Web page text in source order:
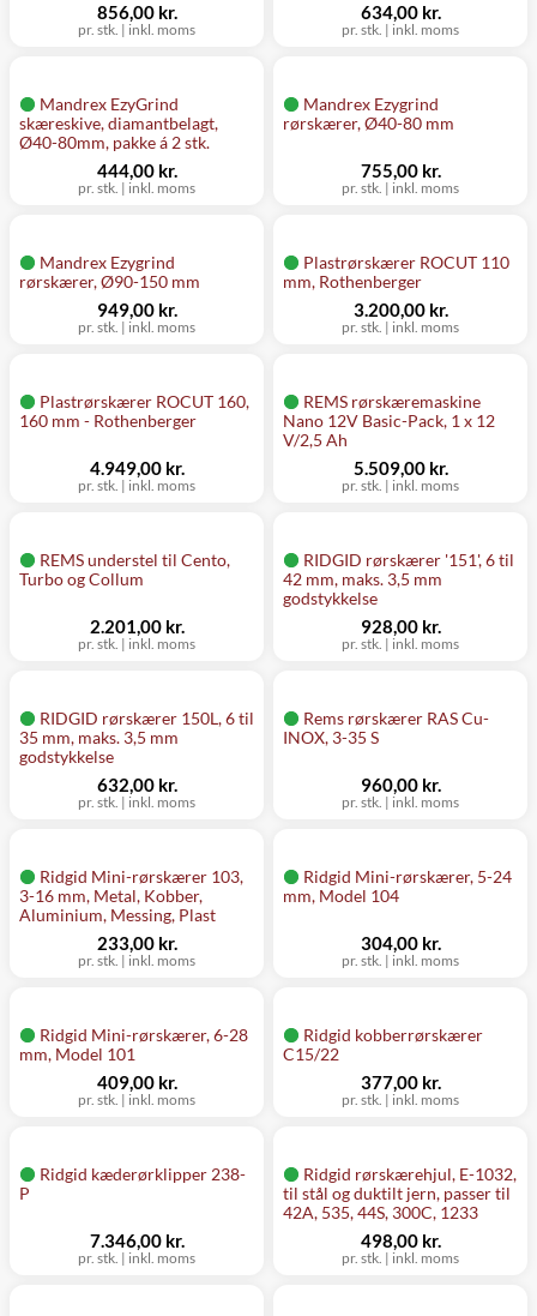
pr. stk. | inkl. moms
856,00 kr.
pr. stk. | inkl. moms
634,00 kr.
Mandrex EzyGrind
skæreskive, diamantbelagt,
Ø40-80mm, pakke á 2 stk.
pr. stk. | inkl. moms
444,00 kr.
Mandrex Ezygrind
rørskærer, Ø40-80 mm
pr. stk. | inkl. moms
755,00 kr.
Mandrex Ezygrind
rørskærer, Ø90-150 mm
pr. stk. | inkl. moms
949,00 kr.
Plastrørskærer ROCUT 110
mm, Rothenberger
pr. stk. | inkl. moms
3.200,00 kr.
Plastrørskærer ROCUT 160,
160 mm - Rothenberger
pr. stk. | inkl. moms
4.949,00 kr.
REMS rørskæremaskine
Nano 12V Basic-Pack, 1 x 12
V/2,5 Ah
pr. stk. | inkl. moms
5.509,00 kr.
REMS understel til Cento,
Turbo og Collum
pr. stk. | inkl. moms
2.201,00 kr.
RIDGID rørskærer '151', 6 til
42 mm, maks. 3,5 mm
godstykkelse
pr. stk. | inkl. moms
928,00 kr.
RIDGID rørskærer 150L, 6 til
35 mm, maks. 3,5 mm
godstykkelse
pr. stk. | inkl. moms
632,00 kr.
Rems rørskærer RAS Cu-
INOX, 3-35 S
pr. stk. | inkl. moms
960,00 kr.
Ridgid Mini-rørskærer 103,
3-16 mm, Metal, Kobber,
Aluminium, Messing, Plast
pr. stk. | inkl. moms
233,00 kr.
Ridgid Mini-rørskærer, 5-24
mm, Model 104
pr. stk. | inkl. moms
304,00 kr.
Ridgid Mini-rørskærer, 6-28
mm, Model 101
pr. stk. | inkl. moms
409,00 kr.
Ridgid kobberrørskærer
C15/22
pr. stk. | inkl. moms
377,00 kr.
Ridgid kæderørklipper 238-
P
pr. stk. | inkl. moms
7.346,00 kr.
Ridgid rørskærehjul, E-1032,
til stål og duktilt jern, passer til
42A, 535, 44S, 300C, 1233
pr. stk. | inkl. moms
498,00 kr.